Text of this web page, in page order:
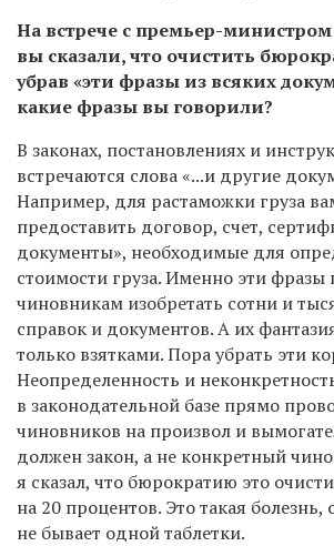
На встрече с премьер-
вы сказали, что очистить
убрав «эти фразы из всяких
какие фразы вы говорили?
В законах, постановлениях и
встречаются слова «...и другие
Например, для растаможки груза
предоставить договор, счет,
документы», необходимые для
стоимости груза. Именно эти фразы
чиновникам изобретать сотни и
справок и документов. А их
только взятками. Пора убрать эти
Неопределенность и
в законодательной базе прямо
чиновников на произвол и
должен закон, а не конкретный
я сказал, что бюрократию это
на 20 процентов. Это такая болезнь,
не бывает одной таблетки.